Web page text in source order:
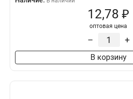
12,78 ₽
оптовая цена
– +
В корзину